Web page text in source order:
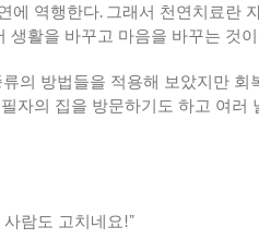
에 역행한다. 그래서 천연치료란
생활을 바꾸고 마음을 바꾸는 것
의 방법들을 적용해 보았지만
자의 집을 방문하기도 하고 여러
람도 고치네요!”